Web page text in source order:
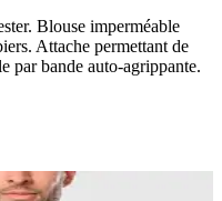
Blouse imperméable
Attache permettant de
par bande auto-agrippante.